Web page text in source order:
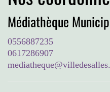
Médiathèque
0556887235
0617286907